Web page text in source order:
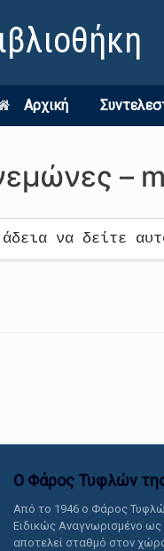
Αρχική
–
να δείτε
Ο Φάρος Τυφλών
Από το 1946 ο Φάρος
Ειδικώς Αναγνωρισμένο
αποτελεί σταθμό στον